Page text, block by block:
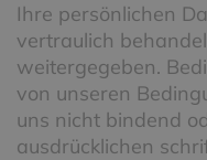
Ihre persönlichen
vertraulich
weitergegeben.
von unseren
uns nicht bindend
ausdrücklichen